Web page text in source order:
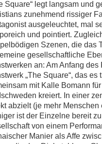
Square“ legt langsam und
zunehmend rissiger
ausgeleuchtet, mal
und pointiert.
Szenen, die das
gesellschaftliche
an: Am Anfang des
„The Square“, das
mit Kalle Bomann
kreiert. In einer
abzielt (je mehr
ist der Einzelne bereit
von einem
Manier als Affe